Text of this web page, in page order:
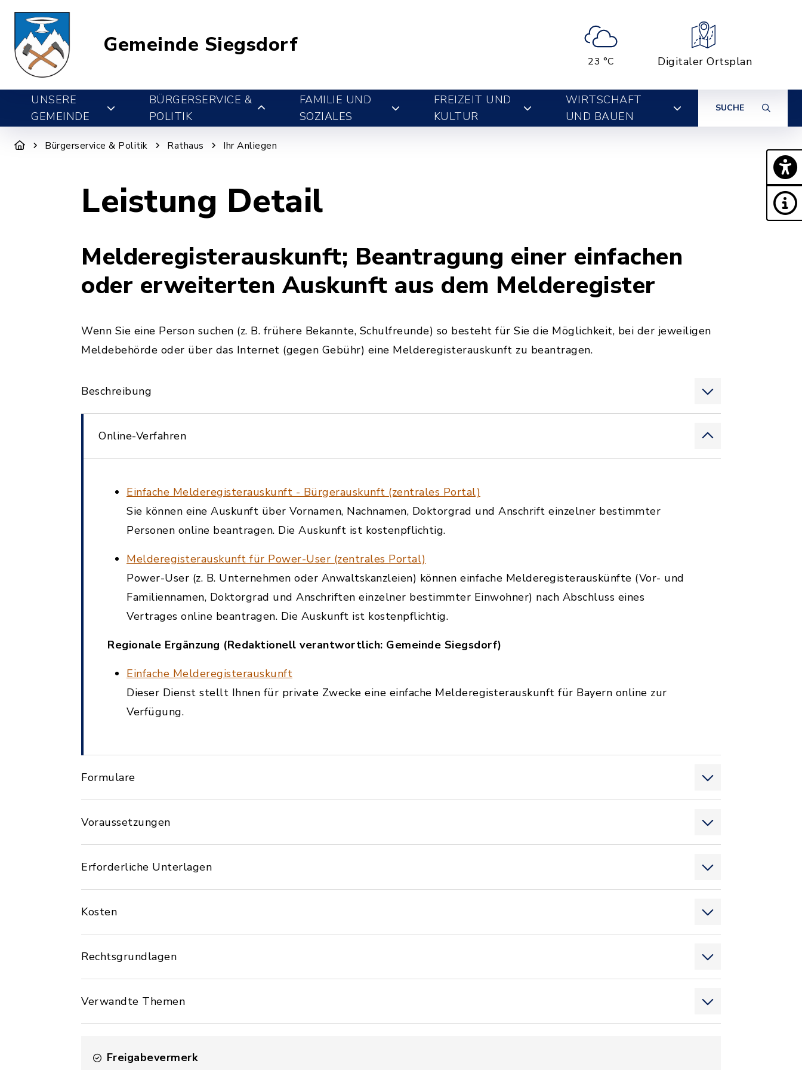
Gemeinde Siegsdorf
23 °C Digitaler Ortsplan
UNSERE
GEMEINDE
BÜRGERSERVICE &
POLITIK
FAMILIE UND
SOZIALES
FREIZEIT UND
KULTUR
WIRTSCHAFT
UND BAUEN
SUCHE
Bürgerservice & Politik Rathaus Ihr Anliegen
Leistung Detail
Melderegisterauskunft; Beantragung einer einfachen
oder erweiterten Auskunft aus dem Melderegister
Wenn Sie eine Person suchen (z. B. frühere Bekannte, Schulfreunde) so besteht für Sie die Möglichkeit, bei der jeweiligen
Meldebehörde oder über das Internet (gegen Gebühr) eine Melderegisterauskunft zu beantragen.
Beschreibung
Online-Verfahren
Einfache Melderegisterauskunft - Bürgerauskunft (zentrales Portal)
Sie können eine Auskunft über Vornamen, Nachnamen, Doktorgrad und Anschrift einzelner bestimmter
Personen online beantragen. Die Auskunft ist kostenpflichtig.
Melderegisterauskunft für Power-User (zentrales Portal)
Power-User (z. B. Unternehmen oder Anwaltskanzleien) können einfache Melderegisterauskünfte (Vor- und
Familiennamen, Doktorgrad und Anschriften einzelner bestimmter Einwohner) nach Abschluss eines
Vertrages online beantragen. Die Auskunft ist kostenpflichtig.
Regionale Ergänzung (Redaktionell verantwortlich: Gemeinde Siegsdorf)
Einfache Melderegisterauskunft
Dieser Dienst stellt Ihnen für private Zwecke eine einfache Melderegisterauskunft für Bayern online zur
Verfügung.
Formulare
Voraussetzungen
Erforderliche Unterlagen
Kosten
Rechtsgrundlagen
Verwandte Themen
Freigabevermerk